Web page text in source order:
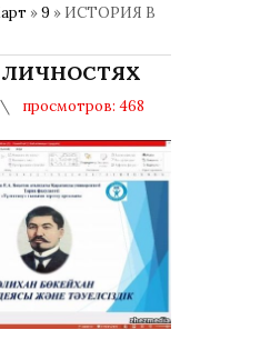
»9 » ИСТОРИЯ В
просмотров: 468